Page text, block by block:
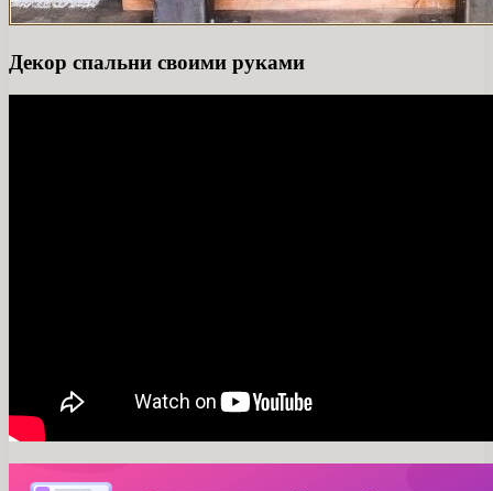
Декор спальни своими руками